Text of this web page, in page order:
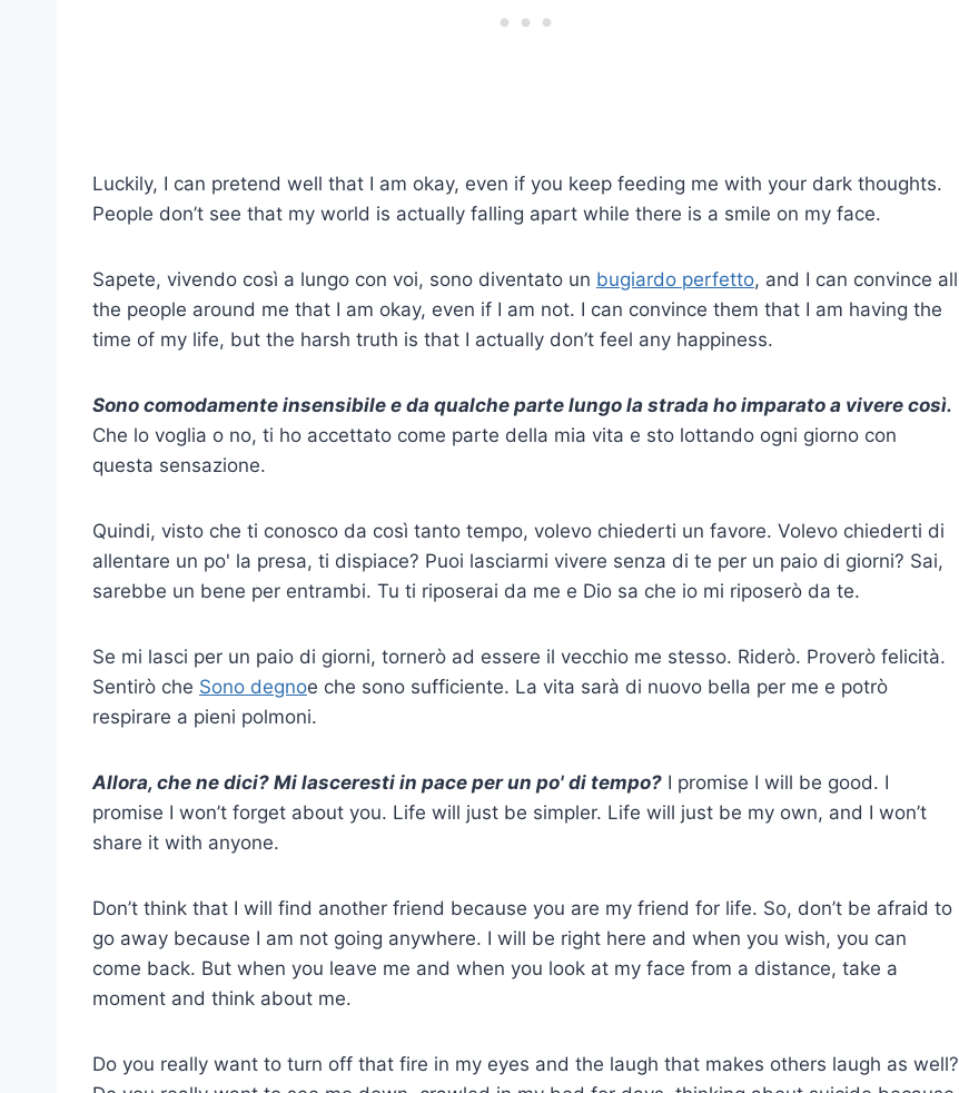
Luckily, I can pretend well that I am okay, even if you keep feeding me with your dark thoughts.
People don’t see that my world is actually falling apart while there is a smile on my face.
Sapete, vivendo così a lungo con voi, sono diventato un bugiardo perfetto, and I can convince all
the people around me that I am okay, even if I am not. I can convince them that I am having the
time of my life, but the harsh truth is that I actually don’t feel any happiness.
Sono comodamente insensibile e da qualche parte lungo la strada ho imparato a vivere così.
Che lo voglia o no, ti ho accettato come parte della mia vita e sto lottando ogni giorno con
questa sensazione.
Quindi, visto che ti conosco da così tanto tempo, volevo chiederti un favore. Volevo chiederti di
allentare un po' la presa, ti dispiace? Puoi lasciarmi vivere senza di te per un paio di giorni? Sai,
sarebbe un bene per entrambi. Tu ti riposerai da me e Dio sa che io mi riposerò da te.
Se mi lasci per un paio di giorni, tornerò ad essere il vecchio me stesso. Riderò. Proverò felicità.
Sentirò che Sono degnoe che sono sufficiente. La vita sarà di nuovo bella per me e potrò
respirare a pieni polmoni.
Allora, che ne dici? Mi lasceresti in pace per un po' di tempo? I promise I will be good. I
promise I won’t forget about you. Life will just be simpler. Life will just be my own, and I won’t
share it with anyone.
Don’t think that I will find another friend because you are my friend for life. So, don’t be afraid to
go away because I am not going anywhere. I will be right here and when you wish, you can
come back. But when you leave me and when you look at my face from a distance, take a
moment and think about me.
Do you really want to turn off that fire in my eyes and the laugh that makes others laugh as well?